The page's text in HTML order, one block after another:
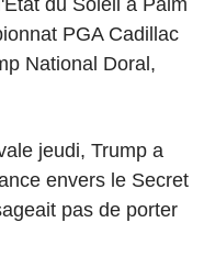
PGA Cadillac
National Doral,
jeudi, Trump a
envers le Secret
pas de porter